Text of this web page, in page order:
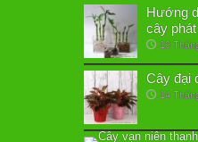
Hướng
cây
19
Cây đại
14